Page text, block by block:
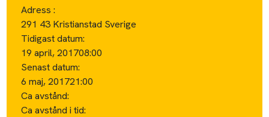
Adress :
291 43 Kristianstad Sverige
Tidigast datum:
19 april, 201708:00
Senast datum:
6 maj, 201721:00
Ca avstånd:
Ca avstånd i tid: